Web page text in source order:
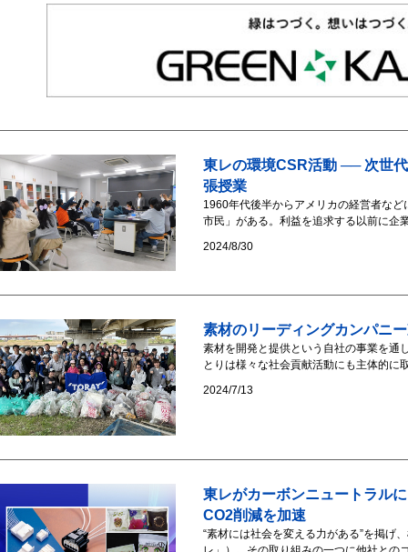
東レの環境CSR活動 ── 次世
張授業
1960年代後半からアメリカの経営者な
市民」がある。利益を追求する以前に
2024/8/30
素材のリーディングカンパニ
素材を開発と提供という自社の事業を通
とりは様々な社会貢献活動にも主体的
2024/7/13
東レがカーボンニュートラル
CO2削減を加速
“素材には社会を変える力がある”を掲げ